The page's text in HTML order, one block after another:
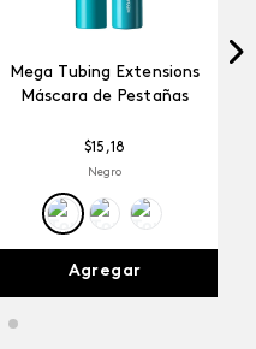
Mega Tubing Extensions
Máscara de Pestañas
$15 ,18
Negro
Agregar